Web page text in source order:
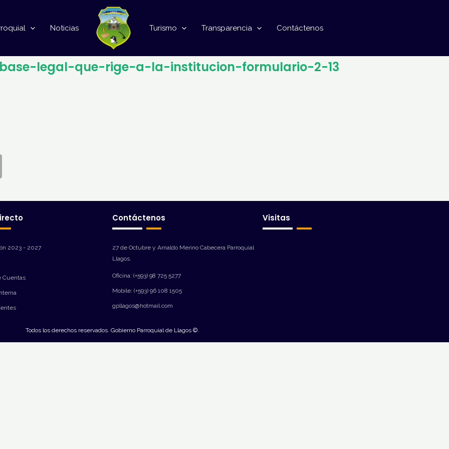
Noticias Turismo Transparencia Contáctenos
legal-que-rige-a-la-institucion-formulario-2-13
2023 - 2027
Cuentas
Contáctenos
27 de Octubre y Arnaldo Merino Cabecera Parroquial
Llagos.
Oficina: (+593) 98 725 5277
Mobile: (+593) 96 108 1505
gpllagos@hotmail.com
Visitas
Todos los derechos reservados. Gobierno Parroquial de Llagos ©.